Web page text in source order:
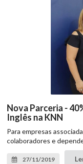
Nova Parceria -
Inglês na KNN
Para empresas
colaboradores e
27/11/2019